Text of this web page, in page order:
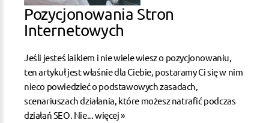
Pozycjonowania Stron
Internetowych
Jeśli jesteś laikiem i nie wiele wiesz o pozycjonowaniu,
ten artykuł jest właśnie dla Ciebie, postaramy Ci się w nim
nieco powiedzieć o podstawowych zasadach,
scenariuszach działania, które możesz natrafić podczas
działań SEO. Nie... więcej »